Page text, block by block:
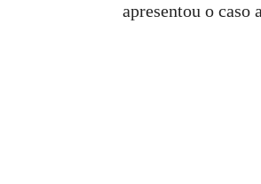
apresentou o